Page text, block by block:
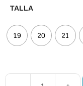
TALLA
19 20 21